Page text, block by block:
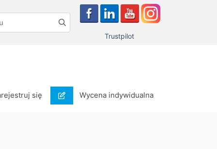
Trustpilot
się
się Wycena indywidualna
Wycena indywidualna